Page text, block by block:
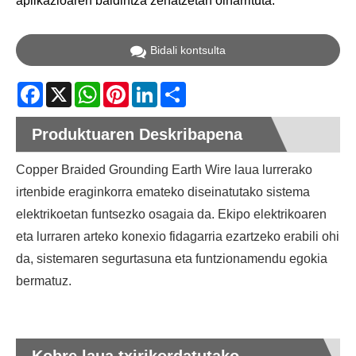
Bidali kontsulta
Facebook
X WhatsApp
PinterestLinkedIn
Produktuaren Deskribapena
Copper Braided Grounding Earth Wire laua lurrerako
irtenbide eraginkorra emateko diseinatutako sistema
elektrikoetan funtsezko osagaia da. Ekipo elektrikoaren
eta lurraren arteko konexio fidagarria ezartzeko erabili ohi
da, sistemaren segurtasuna eta funtzionamendu egokia
bermatuz.